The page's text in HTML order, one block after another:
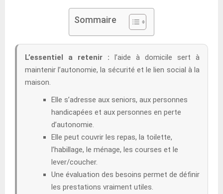
Sommaire
L’essentiel a retenir : l’aide à domicile sert à
maintenir l’autonomie, la sécurité et le lien social à la
maison.
Elle s’adresse aux seniors, aux personnes
handicapées et aux personnes en perte
d’autonomie.
Elle peut couvrir les repas, la toilette,
l’habillage, le ménage, les courses et le
lever/coucher.
Une évaluation des besoins permet de définir
les prestations vraiment utiles.